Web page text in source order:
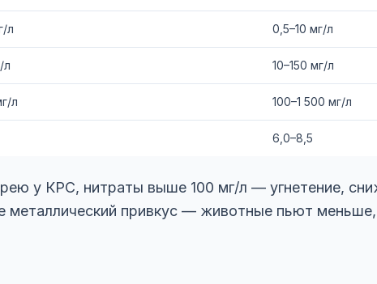
л 0,5–10 мг/л
л 10–150 мг/л
л 100–1 500 мг/л
6,0–8,5
у КРС, нитраты выше 100 мг/л — угнетение,
привкус — животные пьют